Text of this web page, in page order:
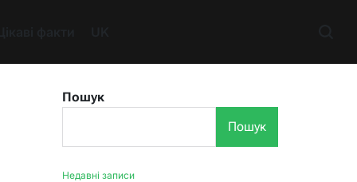
Пошук
Пошук
Недавні записи